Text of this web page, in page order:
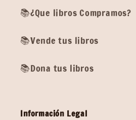
📚¿Que libros Compramos?
📚Vende tus libros
📚Dona tus libros
Información Legal